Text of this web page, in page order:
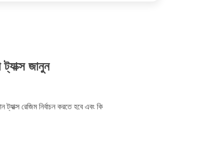
জানুন
রেজিম নির্বাচন করতে হবে এবং কি